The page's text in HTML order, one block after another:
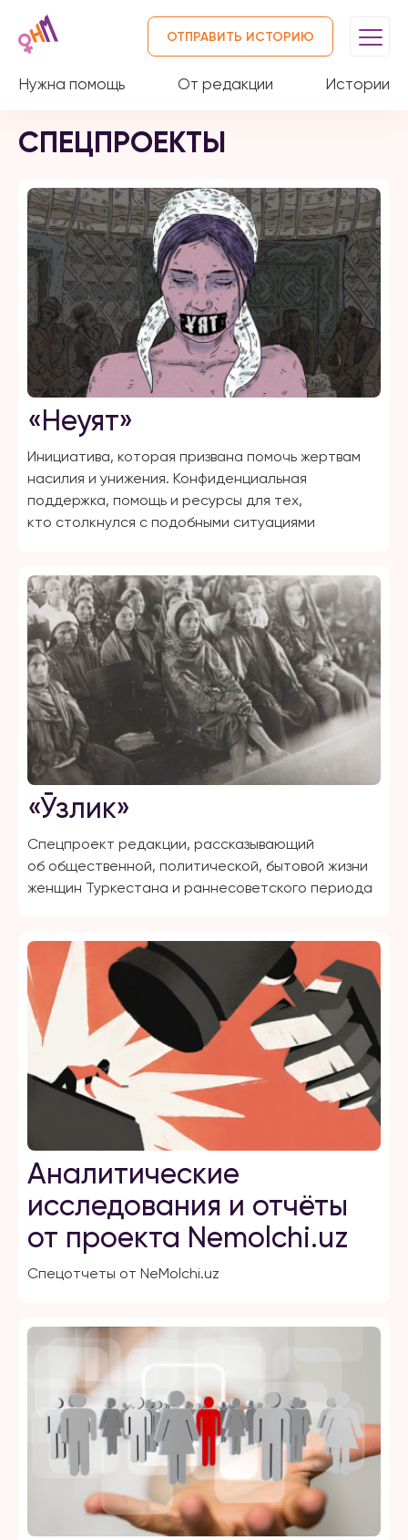
Нужна помощь От редакции Истории
ОТПРАВИТЬ ИСТОРИЮ
СПЕЦПРОЕКТЫ
«Неуят»
Инициатива, которая призвана помочь жертвам
насилия и унижения. Конфиденциальная
поддержка, помощь и ресурсы для тех,
кто столкнулся с подобными ситуациями
«Ўзлик»
Спецпроект редакции, рассказывающий
об общественной, политической, бытовой жизни
женщин Туркестана и раннесоветского периода
Аналитические
исследования и отчёты
от проекта Nemolchi.uz
Спецотчеты от NeMolchi.uz